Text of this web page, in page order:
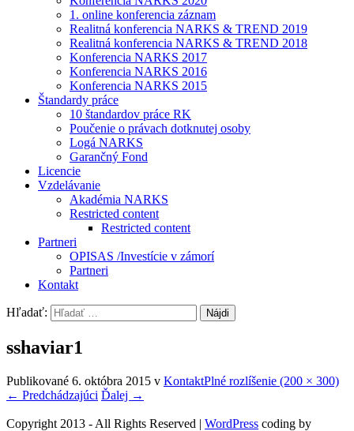
1. online konferencia záznam
Realitná konferencia NARKS & TREND 2019
Realitná konferencia NARKS & TREND 2018
Konferencia NARKS 2017
Konferencia NARKS 2016
Konferencia NARKS 2015
Štandardy práce
10 štandardov práce RK
Poučenie o právach dotknutej osoby
Logá NARKS
Garančný Fond
Licencie
Vzdelávanie
Akadémia NARKS
Restricted content
Restricted content
Partneri
OPISAS /Investície v zámorí
Partneri
Kontakt
Hľadať:
sshaviar1
Publikované 6. októbra 2015 v KontaktPlné rozlíšenie (200 × 300)
← Predchádzajúci Ďalej →
Copyright 2013 - All Rights Reserved | WordPress coding by